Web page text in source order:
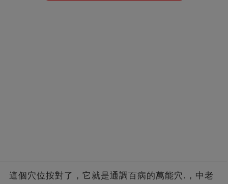
這個穴位按對了，它就是通調百病的萬能穴.，中老